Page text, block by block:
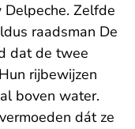
Delpeche. Zelfde
raadsman De
dat de twee
rijbewijzen
boven water.
dát ze